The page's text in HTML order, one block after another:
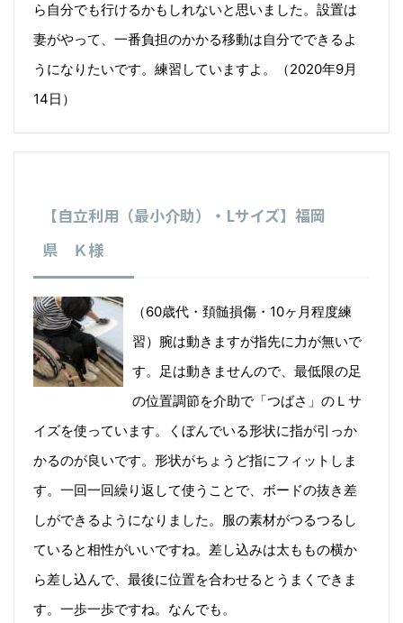
ら自分でも行けるかもしれないと思いました。設置は
妻がやって、一番負担のかかる移動は自分でできるよ
うになりたいです。練習していますよ。（2020年9月
14日）
【自立利用（最小介助）・Lサイズ】福岡
県 Ｋ様
（60歳代・頚髄損傷・10ヶ月程度練
習）腕は動きますが指先に力が無いで
す。足は動きませんので、最低限の足
の位置調節を介助で「つばさ」のＬサ
イズを使っています。くぼんでいる形状に指が引っか
かるのが良いです。形状がちょうど指にフィットしま
す。一回一回繰り返して使うことで、ボードの抜き差
しができるようになりました。服の素材がつるつるし
ていると相性がいいですね。差し込みは太ももの横か
ら差し込んで、最後に位置を合わせるとうまくできま
す。一歩一歩ですね。なんでも。